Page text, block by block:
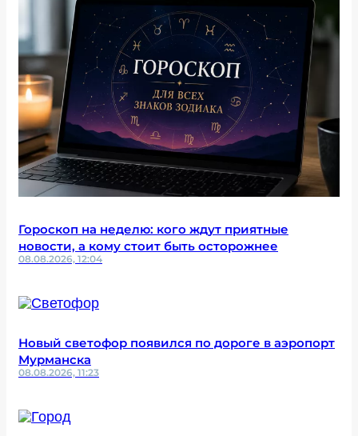
Гороскоп на неделю: кого ждут приятные
новости, а кому стоит быть осторожнее
08.08.2026, 12:04
Новый светофор появился по дороге в аэропорт
Мурманска
08.08.2026, 11:23